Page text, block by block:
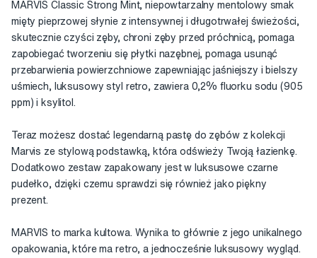
MARVIS Classic Strong Mint, niepowtarzalny mentolowy smak
mięty pieprzowej słynie z intensywnej i długotrwałej świeżości,
skutecznie czyści zęby, chroni zęby przed próchnicą, pomaga
zapobiegać tworzeniu się płytki nazębnej, pomaga usunąć
przebarwienia powierzchniowe zapewniając jaśniejszy i bielszy
uśmiech, luksusowy styl retro, zawiera 0,2% fluorku sodu (905
ppm) i ksylitol.
Teraz możesz dostać legendarną pastę do zębów z kolekcji
Marvis ze stylową podstawką, która odświeży Twoją łazienkę.
Dodatkowo zestaw zapakowany jest w luksusowe czarne
pudełko, dzięki czemu sprawdzi się również jako piękny
prezent.
MARVIS to marka kultowa. Wynika to głównie z jego unikalnego
opakowania, które ma retro, a jednocześnie luksusowy wygląd.